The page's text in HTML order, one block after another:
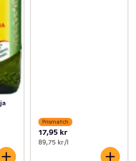
Prismatch
17,95 kr
89,75 kr /l